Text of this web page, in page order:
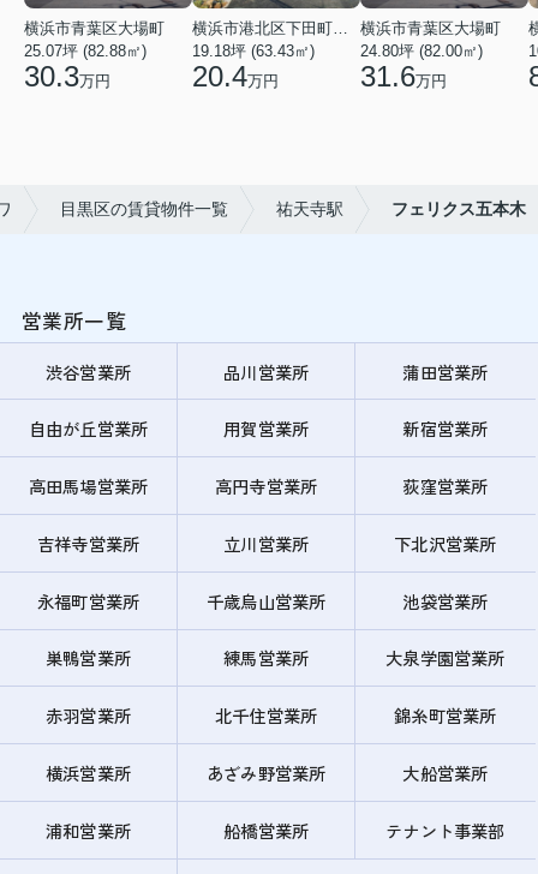
横浜市青葉区大場町
25.07坪 (82.88㎡)
30.3万円
横浜市港北区下田町２丁目
19.18坪 (63.43㎡)
20.4万円
横浜市青葉区大場町
24.80坪 (82.00㎡)
31.6万円
目黒区の賃貸物件一覧 祐天寺駅 フェリクス五本木
営業所一覧
渋谷営業所 品川営業所 蒲田営業所
自由が丘営業所 用賀営業所 新宿営業所
高田馬場営業所 高円寺営業所 荻窪営業所
吉祥寺営業所 立川営業所 下北沢営業所
永福町営業所 千歳烏山営業所 池袋営業所
巣鴨営業所 練馬営業所 大泉学園営業所
赤羽営業所 北千住営業所 錦糸町営業所
横浜営業所 あざみ野営業所 大船営業所
浦和営業所 船橋営業所 テナント事業部